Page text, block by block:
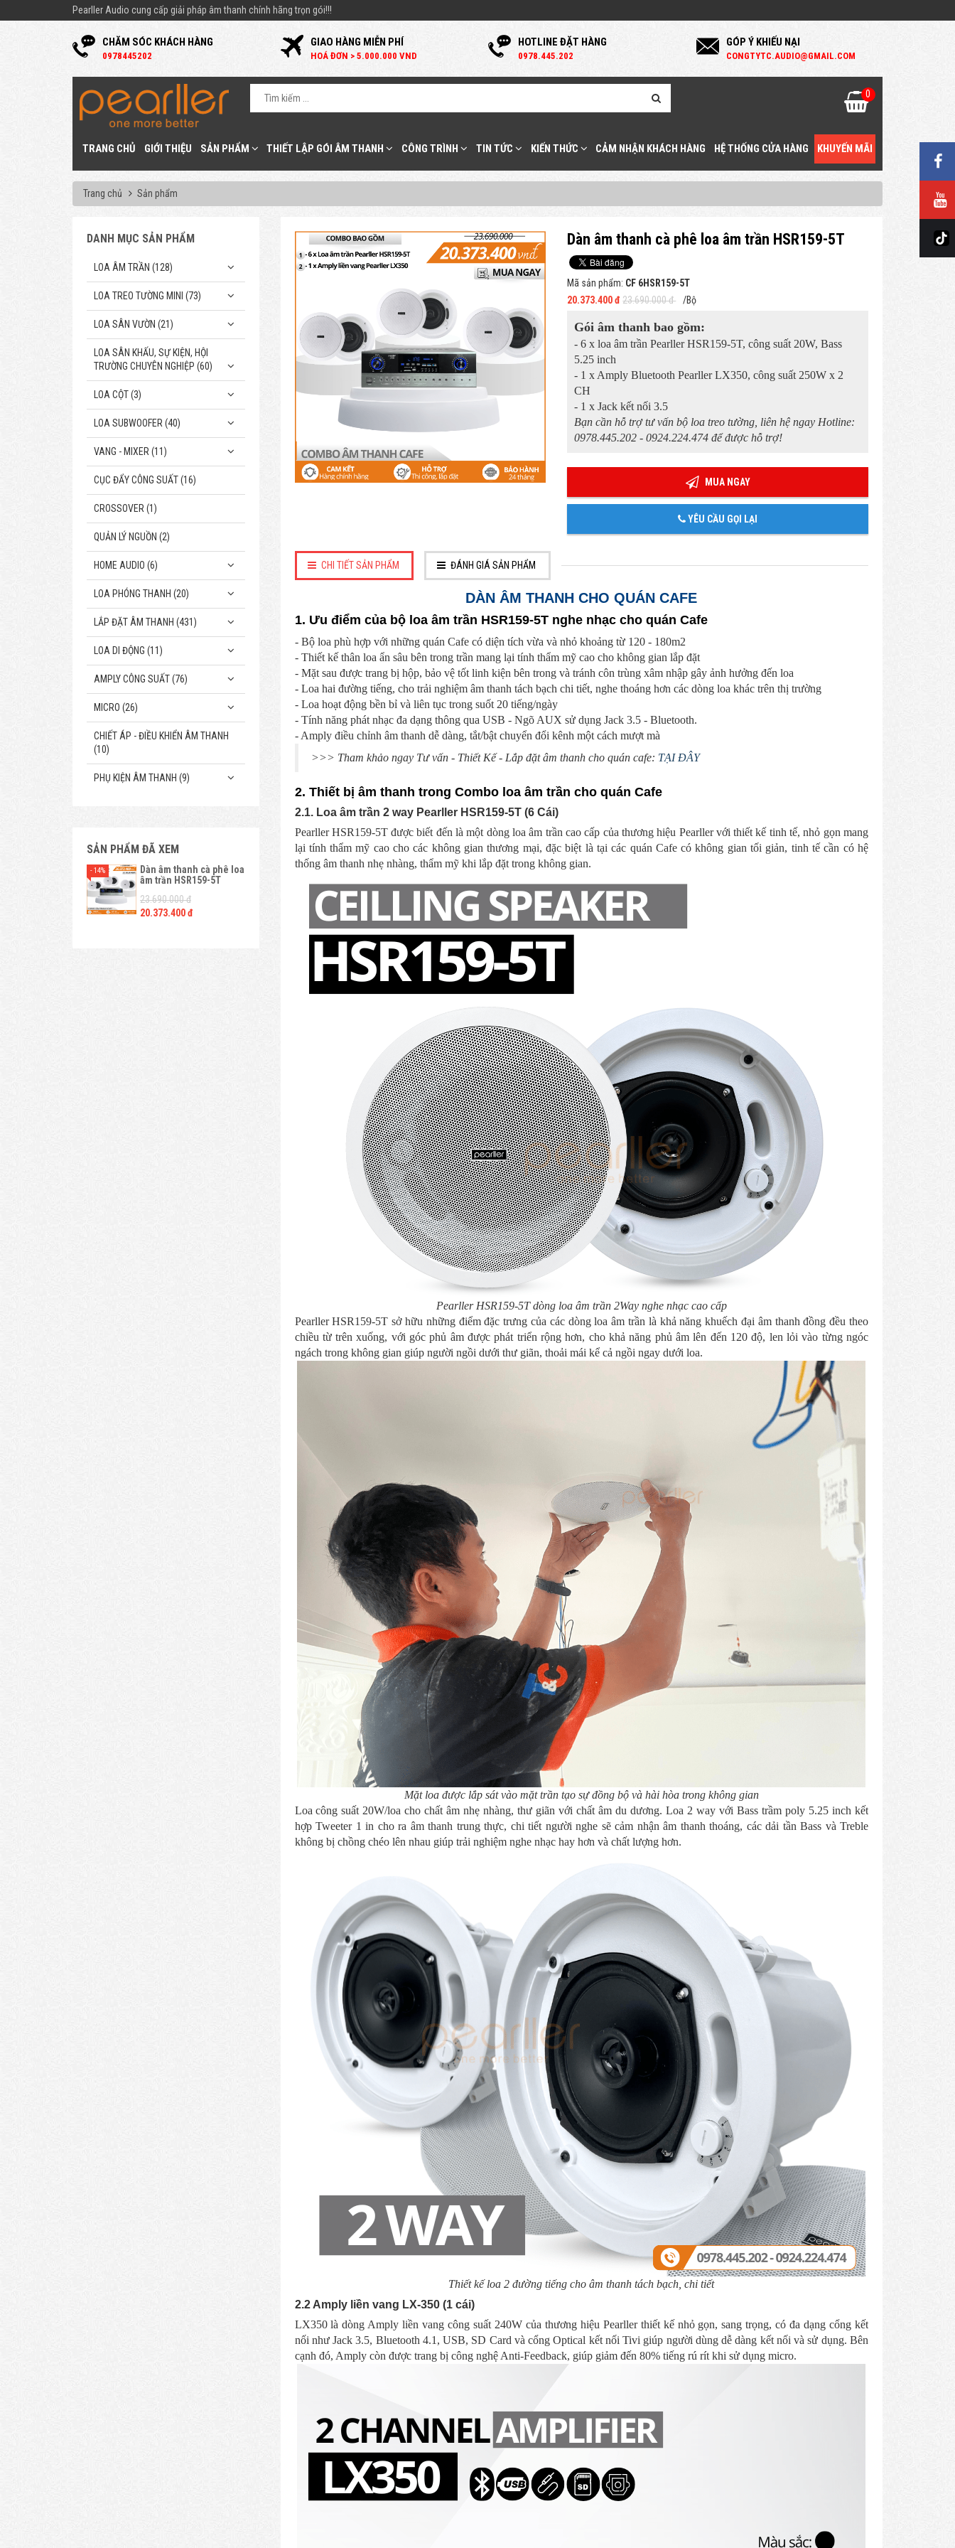
Pearller Audio cung cấp giải pháp âm thanh chính hãng trọn gói!!!
CHĂM SÓC KHÁCH HÀNG
0978445202
GIAO HÀNG MIỄN PHÍ
HOÁ ĐƠN > 5.000.000 VND
HOTLINE ĐẶT HÀNG
0978.445.202
GÓP Ý KHIẾU NẠI
CONGTYTC.AUDIO@GMAIL.COM
0
TRANG CHỦ GIỚI THIỆU SẢN PHẨM THIẾT LẬP GÓI ÂM THANH CÔNG TRÌNH TIN TỨC KIẾN THỨC CẢM NHẬN KHÁCH HÀNG HỆ THỐNG CỬA HÀNG KHUYẾN MÃI
Trang chủ Sản phẩm
Dàn âm thanh cà phê loa âm trần HSR159-5T
Mã sản phẩm: CF 6HSR159-5T
20.373.400 đ 23.690.000 đ /Bộ
Gói âm thanh bao gồm:
- 6 x loa âm trần Pearller HSR159-5T, công suất 20W, Bass
5.25 inch
- 1 x Amply Bluetooth Pearller LX350, công suất 250W x 2
CH
- 1 x Jack kết nối 3.5
Bạn cần hỗ trợ tư vấn bộ loa treo tường, liên hệ ngay Hotline:
0978.445.202 - 0924.224.474 để được hỗ trợ!
MUA NGAY
YÊU CẦU GỌI LẠI
CHI TIẾT SẢN PHẨM ĐÁNH GIÁ SẢN PHẨM
DÀN ÂM THANH CHO QUÁN CAFE
1. Ưu điểm của bộ loa âm trần HSR159-5T nghe nhạc cho quán Cafe
- Bộ loa phù hợp với những quán Cafe có diện tích vừa và nhỏ khoảng từ 120 - 180m2
- Thiết kế thân loa ẩn sâu bên trong trần mang lại tính thẩm mỹ cao cho không gian lắp đặt
- Mặt sau được trang bị hộp, bảo vệ tốt linh kiện bên trong và tránh côn trùng xâm nhập gây ảnh hưởng đến loa
- Loa hai đường tiếng, cho trải nghiệm âm thanh tách bạch chi tiết, nghe thoáng hơn các dòng loa khác trên thị trường
- Loa hoạt động bền bỉ và liên tục trong suốt 20 tiếng/ngày
- Tính năng phát nhạc đa dạng thông qua USB - Ngõ AUX sử dụng Jack 3.5 - Bluetooth.
- Amply điều chỉnh âm thanh dễ dàng, tắt/bật chuyển đổi kênh một cách mượt mà
>>> Tham khảo ngay Tư vấn - Thiết Kế - Lắp đặt âm thanh cho quán cafe: TẠI ĐÂY
2. Thiết bị âm thanh trong Combo loa âm trần cho quán Cafe
2.1. Loa âm trần 2 way Pearller HSR159-5T (6 Cái)
Pearller HSR159-5T được biết đến là một dòng loa âm trần cao cấp của thương hiệu Pearller với thiết kế tinh tế, nhỏ gọn mang
lại tính thẩm mỹ cao cho các không gian thương mại, đặc biệt là tại các quán Cafe có không gian tối giản, tinh tế cần có hệ
thống âm thanh nhẹ nhàng, thẩm mỹ khi lắp đặt trong không gian.
Pearller HSR159-5T dòng loa âm trần 2Way nghe nhạc cao cấp
Pearller HSR159-5T sở hữu những điểm đặc trưng của các dòng loa âm trần là khả năng khuếch đại âm thanh đồng đều theo
chiều từ trên xuống, với góc phủ âm được phát triển rộng hơn, cho khả năng phủ âm lên đến 120 độ, len lỏi vào từng ngóc
ngách trong không gian giúp người ngồi dưới thư giãn, thoải mái kể cả ngồi ngay dưới loa.
Mặt loa được lắp sát vào mặt trần tạo sự đồng bộ và hài hòa trong không gian
Loa công suất 20W/loa cho chất âm nhẹ nhàng, thư giãn với chất âm du dương. Loa 2 way với Bass trầm poly 5.25 inch kết
hợp Tweeter 1 in cho ra âm thanh trung thực, chi tiết người nghe sẽ cảm nhận âm thanh thoáng, các dải tần Bass và Treble
không bị chồng chéo lên nhau giúp trải nghiệm nghe nhạc hay hơn và chất lượng hơn.
Thiết kế loa 2 đường tiếng cho âm thanh tách bạch, chi tiết
2.2 Amply liền vang LX-350 (1 cái)
LX350 là dòng Amply liền vang công suất 240W của thương hiệu Pearller thiết kế nhỏ gọn, sang trọng, có đa dạng cổng kết
nối như Jack 3.5, Bluetooth 4.1, USB, SD Card và cổng Optical kết nối Tivi giúp người dùng dễ dàng kết nối và sử dụng. Bên
cạnh đó, Amply còn được trang bị công nghệ Anti-Feedback, giúp giảm đến 80% tiếng rú rít khi sử dụng micro.
DANH MỤC SẢN PHẨM
LOA ÂM TRẦN (128)
LOA TREO TƯỜNG MINI (73)
LOA SÂN VƯỜN (21)
LOA SÂN KHẤU, SỰ KIỆN, HỘI
TRƯỜNG CHUYÊN NGHIỆP (60)
LOA CỘT (3)
LOA SUBWOOFER (40)
VANG - MIXER (11)
CỤC ĐẨY CÔNG SUẤT (16)
CROSSOVER (1)
QUẢN LÝ NGUỒN (2)
HOME AUDIO (6)
LOA PHÓNG THANH (20)
LẮP ĐẶT ÂM THANH (431)
LOA DI ĐỘNG (11)
AMPLY CÔNG SUẤT (76)
MICRO (26)
CHIẾT ÁP - ĐIỀU KHIỂN ÂM THANH
(10)
PHỤ KIỆN ÂM THANH (9)
SẢN PHẨM ĐÃ XEM
Dàn âm thanh cà phê loa
âm trần HSR159-5T
23.690.000 đ
20.373.400 đ
- 14%